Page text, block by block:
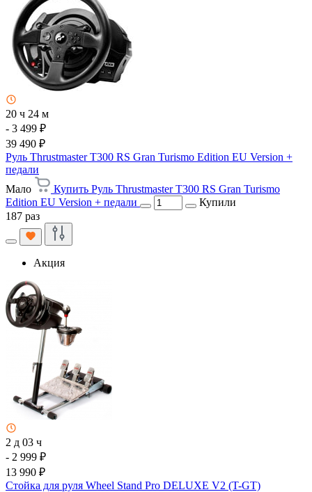
20 ч 24 м
- 3 499 ₽
39 490 ₽
Руль Thrustmaster T300 RS Gran Turismo Edition EU Version +
педали
Мало
Купить Руль Thrustmaster T300 RS Gran Turismo
Edition EU Version + педали
Купили
187 раз
Акция
2 д 03 ч
- 2 999 ₽
13 990 ₽
Стойка для руля Wheel Stand Pro DELUXE V2 (T-GT)